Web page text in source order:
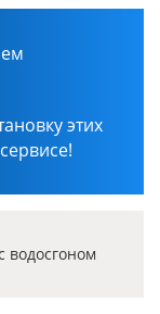
этих
водосгоном